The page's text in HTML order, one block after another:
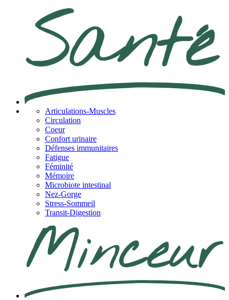
Articulations-Muscles
Circulation
Coeur
Confort urinaire
Défenses immunitaires
Fatigue
Féminité
Mémoire
Microbiote intestinal
Nez-Gorge
Stress-Sommeil
Transit-Digestion